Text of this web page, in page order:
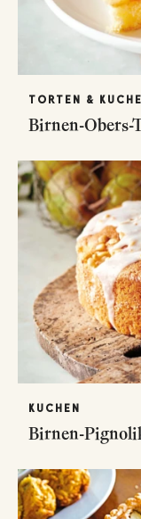
TORTEN &
Birnen-Obers-
KUCHEN
Birnen-